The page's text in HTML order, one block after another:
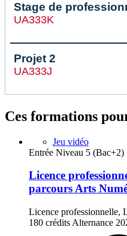
Stage de
UA333K
Projet 2
UA333J
Ces formations
Jeu vidéo
Entrée Niveau 5 (Bac+2)
Licence
parcours Arts
Licence professionnelle,
180 crédits Alternance